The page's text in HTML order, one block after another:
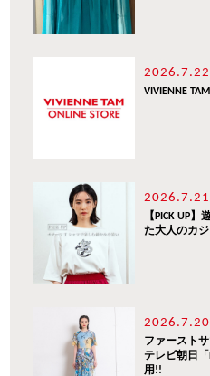
2026.7.22
VIVIENNE
2026.7.21
【PICK UP
た大人のカ
2026.7.20
ファースト
テレビ朝日「
用!!